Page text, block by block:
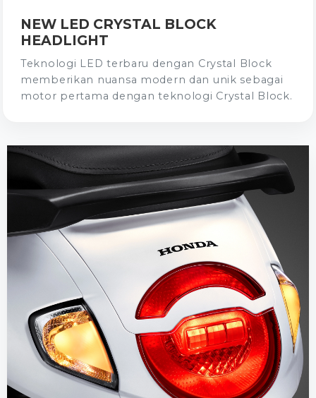
NEW LED CRYSTAL BLOCK
HEADLIGHT
Teknologi LED terbaru dengan Crystal Block
memberikan nuansa modern dan unik sebagai
motor pertama dengan teknologi Crystal Block.